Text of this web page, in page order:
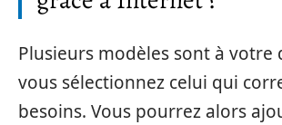
Plusieurs modèles sont à votre
vous sélectionnez celui qui
besoins. Vous pourrez alors